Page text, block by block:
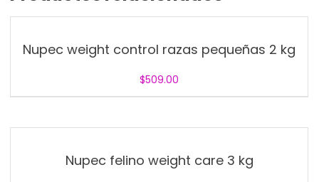
Nupec weight control razas pequeñas 2 kg
$509.00
Nupec felino weight care 3 kg